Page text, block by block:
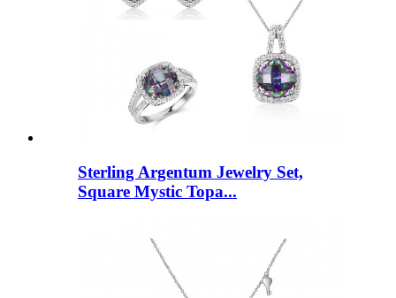
Sterling Argentum Jewelry Set,
Square Mystic Topa...